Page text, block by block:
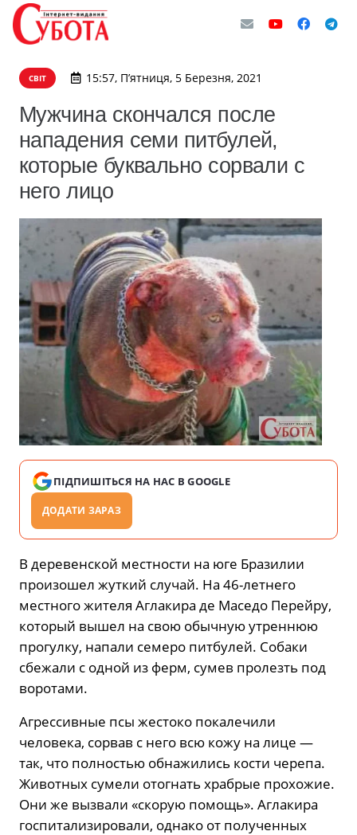
СВІТ 15:57, П’ятниця, 5 Березня, 2021
Мужчина скончался после
нападения семи питбулей,
которые буквально сорвали с
него лицо
ПІДПИШІТЬСЯ НА НАС В GOOGLE
ДОДАТИ ЗАРАЗ
В деревенской местности на юге Бразилии
произошел жуткий случай. На 46-летнего
местного жителя Аглакира де Маседо Перейру,
который вышел на свою обычную утреннюю
прогулку, напали семеро питбулей. Собаки
сбежали с одной из ферм, сумев пролезть под
воротами.
Агрессивные псы жестоко покалечили
человека, сорвав с него всю кожу на лице —
так, что полностью обнажились кости черепа.
Животных сумели отогнать храбрые прохожие.
Они же вызвали «скорую помощь». Аглакира
госпитализировали, однако от полученных